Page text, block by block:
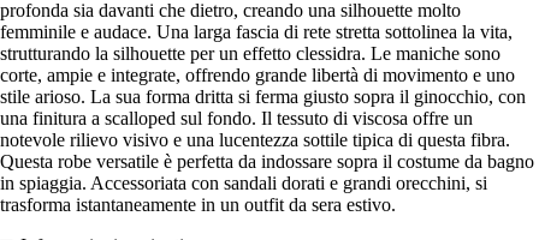
profonda sia davanti che dietro, creando una silhouette molto
femminile e audace. Una larga fascia di rete stretta sottolinea la vita,
strutturando la silhouette per un effetto clessidra. Le maniche sono
corte, ampie e integrate, offrendo grande libertà di movimento e uno
stile arioso. La sua forma dritta si ferma giusto sopra il ginocchio, con
una finitura a scalloped sul fondo. Il tessuto di viscosa offre un
notevole rilievo visivo e una lucentezza sottile tipica di questa fibra.
Questa robe versatile è perfetta da indossare sopra il costume da bagno
in spiaggia. Accessoriata con sandali dorati e grandi orecchini, si
trasforma istantaneamente in un outfit da sera estivo.